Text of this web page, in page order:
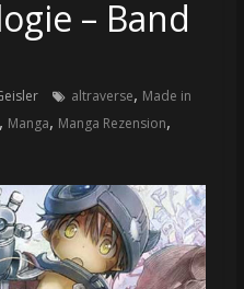
– Band
altraverse, Made in
, Manga, Manga Rezension,